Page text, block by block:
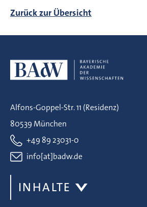
Zurück zur Übersicht
Alfons-Goppel-Str. 11 (Residenz)
80539 München
+49 89 23031-0
info[at]badw.de
INHALTE